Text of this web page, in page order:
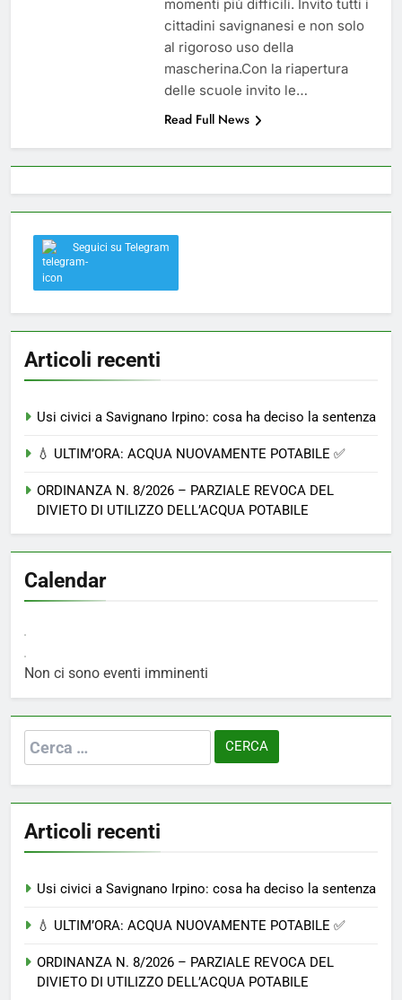
🌤️ Nuova Webcam Live per il
Meteo a Savignano Irpino!
2 Anni Ago
Test IT-alert l’11 ottobre:
messaggio sui cellulari anche a
Savignano
2 Anni Ago
momenti più difficili. Invito tutti i
cittadini savignanesi e non solo
al rigoroso uso della
mascherina.Con la riapertura
delle scuole invito le…
Read Full News
Seguici su Telegram
Articoli recenti
Usi civici a Savignano Irpino: cosa ha deciso la sentenza
💧 ULTIM’ORA: ACQUA NUOVAMENTE POTABILE ✅
ORDINANZA N. 8/2026 – PARZIALE REVOCA DEL
DIVIETO DI UTILIZZO DELL’ACQUA POTABILE
Calendar
Non ci sono eventi imminenti
Ricerca
per:
Articoli recenti
Usi civici a Savignano Irpino: cosa ha deciso la sentenza
💧 ULTIM’ORA: ACQUA NUOVAMENTE POTABILE ✅
ORDINANZA N. 8/2026 – PARZIALE REVOCA DEL
DIVIETO DI UTILIZZO DELL’ACQUA POTABILE